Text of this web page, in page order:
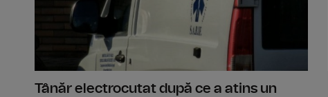
Tânăr electrocutat după ce a atins un